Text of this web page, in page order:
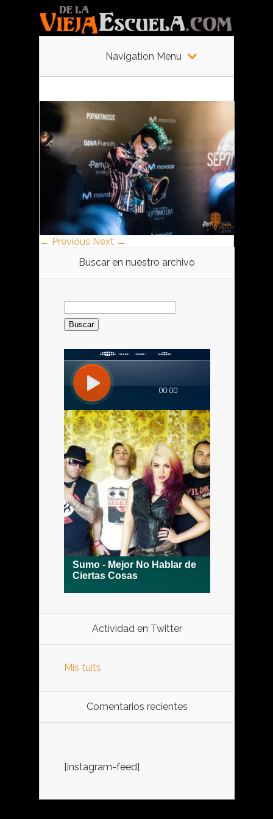
Navigation Menu
← Previous Next →
Buscar en nuestro archivo
Buscar:
Actividad en Twitter
Mis tuits
Comentarios recientes
[instagram-feed]